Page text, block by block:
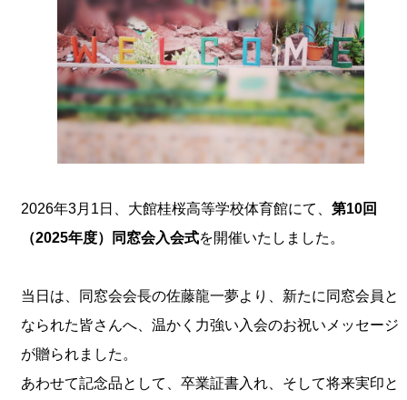
2026年3月1日、大館桂桜高等学校体育館にて、 第10回
（2025年度）同窓会入会式を開催いたしました。
当日は、同窓会会長の佐藤龍一夢より、新たに同窓会員と
なられた皆さんへ、温かく力強い入会のお祝いメッセージ
が贈られました。
あわせて記念品として、卒業証書入れ、そして将来実印と